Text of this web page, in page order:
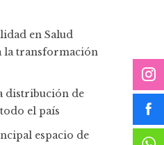
en Salud
la transformación
distribución de
el país
espacio de